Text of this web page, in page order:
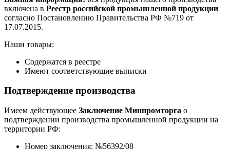
включена в Реестр российской промышленной продукции
согласно Постановлению Правительства РФ №719 от
17.07.2015.
Наши товары:
Содержатся в реестре
Имеют соответствующие выписки
Подтверждение производства
Имеем действующее Заключение Минпромторга о
подтверждении производства промышленной продукции на
территории РФ:
Номер заключения: №56392/08